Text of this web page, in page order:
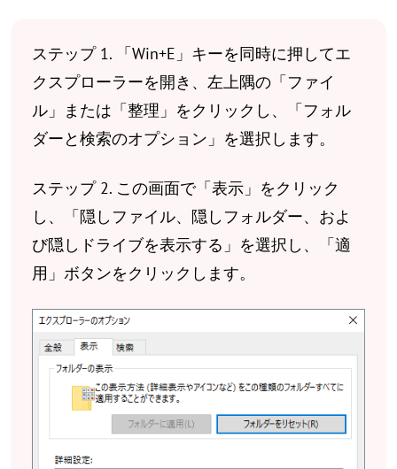
ステップ 1. 「Win+E」キーを同時に押してエ
クスプローラーを開き、左上隅の「ファイ
ル」または「整理」をクリックし、「フォル
ダーと検索のオプション」を選択します。
ステップ 2. この画面で「表示」をクリック
し、「隠しファイル、隠しフォルダー、およ
び隠しドライブを表示する」を選択し、「適
用」ボタンをクリックします。